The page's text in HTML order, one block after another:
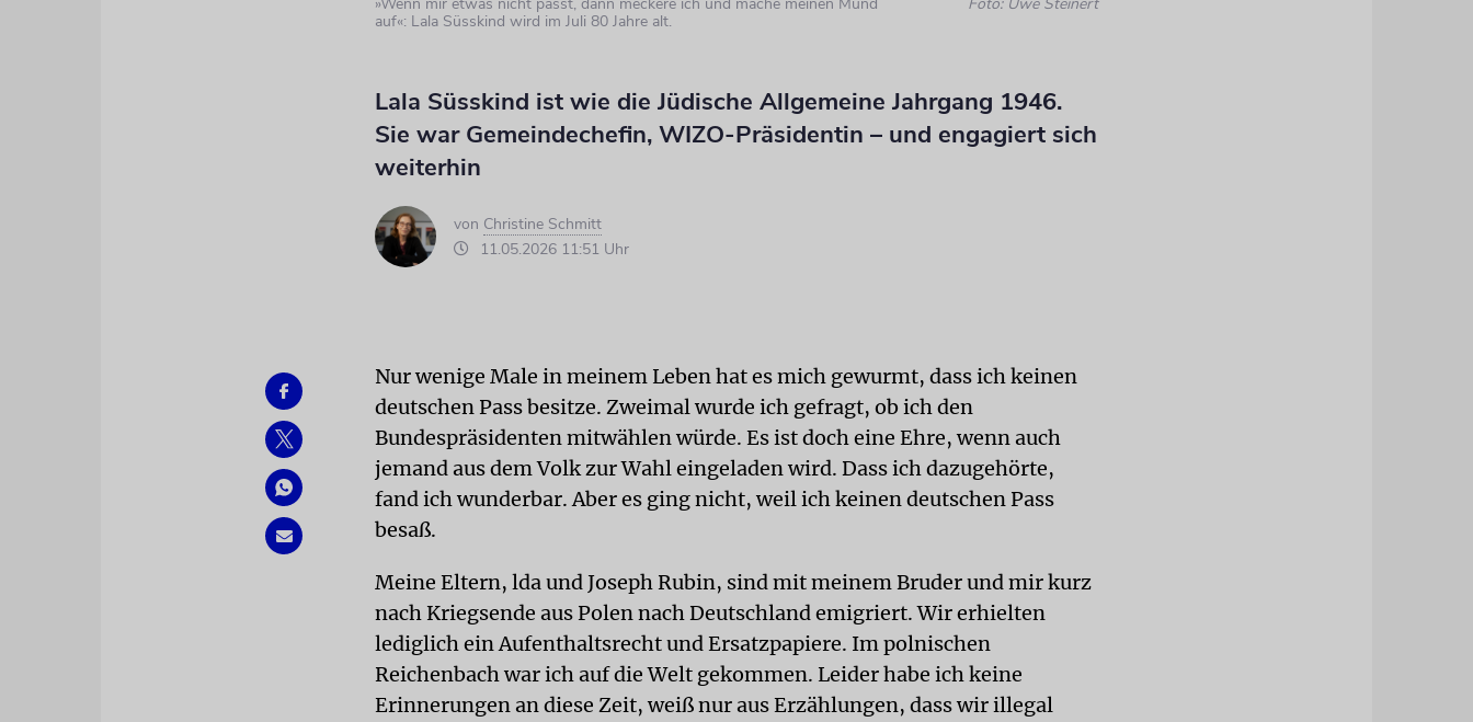
auf«: Lala Süsskind wird im Juli 80 Jahre alt.
Lala Süsskind ist wie die Jüdische Allgemeine Jahrgang 1946.
Sie war Gemeindechefin, WIZO-Präsidentin – und engagiert sich
weiterhin
von Christine Schmitt
11.05.2026 11:51 Uhr
Nur wenige Male in meinem Leben hat es mich gewurmt, dass ich keinen
deutschen Pass besitze. Zweimal wurde ich gefragt, ob ich den
Bundespräsidenten mitwählen würde. Es ist doch eine Ehre, wenn auch
jemand aus dem Volk zur Wahl eingeladen wird. Dass ich dazugehörte,
fand ich wunderbar. Aber es ging nicht, weil ich keinen deutschen Pass
besaß.
Meine Eltern, lda und Joseph Rubin, sind mit meinem Bruder und mir kurz
nach Kriegsende aus Polen nach Deutschland emigriert. Wir erhielten
lediglich ein Aufenthaltsrecht und Ersatzpapiere. Im polnischen
Reichenbach war ich auf die Welt gekommen. Leider habe ich keine
Erinnerungen an diese Zeit, weiß nur aus Erzählungen, dass wir illegal